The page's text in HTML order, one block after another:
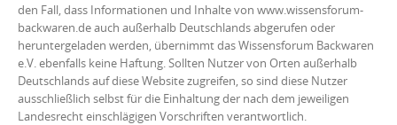
den Fall, dass Informationen und Inhalte von www.wissensforum-
backwaren.de auch außerhalb Deutschlands abgerufen oder
heruntergeladen werden, übernimmt das Wissensforum Backwaren
e.V. ebenfalls keine Haftung. Sollten Nutzer von Orten außerhalb
Deutschlands auf diese Website zugreifen, so sind diese Nutzer
ausschließlich selbst für die Einhaltung der nach dem jeweiligen
Landesrecht einschlägigen Vorschriften verantwortlich.